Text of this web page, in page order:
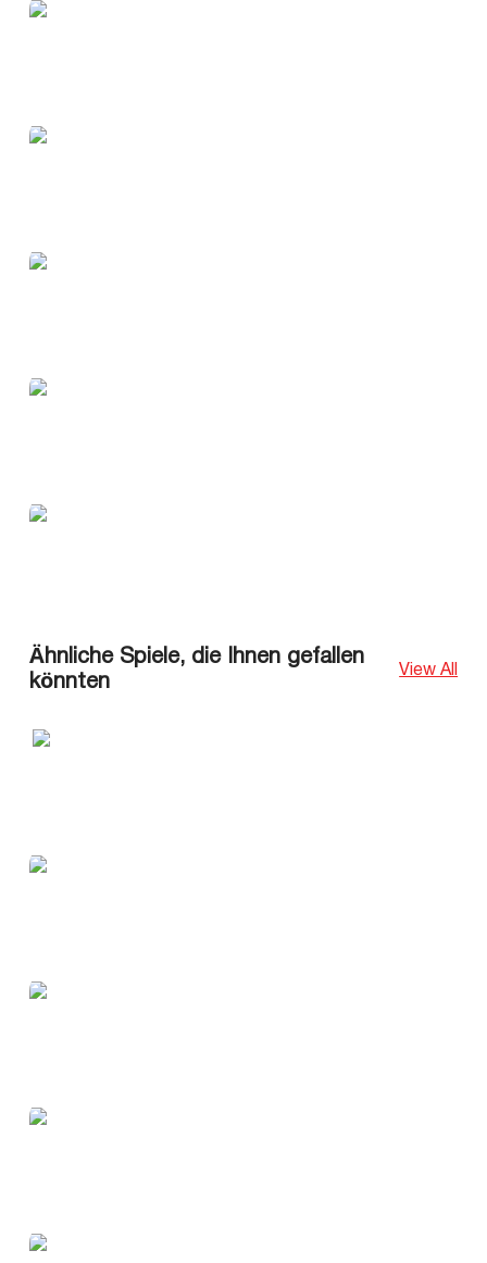
Ähnliche Spiele, die Ihnen gefallen
könnten
View All